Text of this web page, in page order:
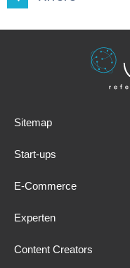
Sitemap
Start-ups
E-Commerce
Experten
Content Creators